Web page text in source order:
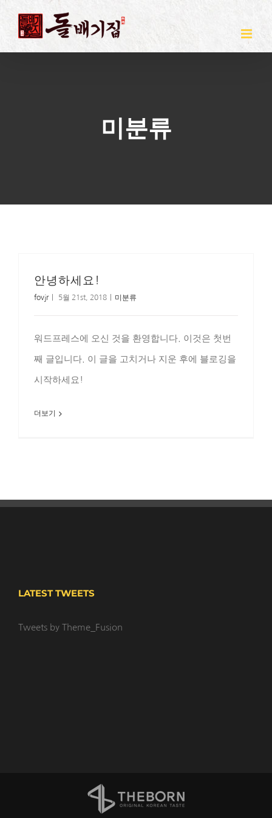
content
미분류
안녕하세요!
fovjr 5월 21st, 2018 미분류
워드프레스에 오신 것을 환영합니다. 이것은 첫번
째 글입니다. 이 글을 고치거나 지운 후에 블로깅을
시작하세요!
더보기
LATEST TWEETS
Tweets by Theme_Fusion